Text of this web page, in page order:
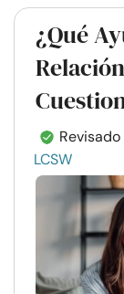
¿Qué
Revisado
LCSW